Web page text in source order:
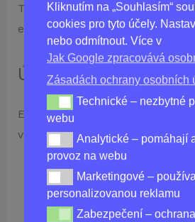
Kliknutím na „Souhlasím“
cookies pro tyto účely.
nebo odmítnout. Více v
Jak Google zpracovává
Zásadách ochrany osobních
Technické – nezbytné pro
Technické – nezbytné
webu
Analytické – pomáhají
Analytické – pomáhají
provoz na webu
Marketingové – používají
Marketingové –
personalizovanou reklamu
Zabezpečení – ochrana
Zabezpečení –
Tím zajistíte, že se produkt
efektivně a rychle.
Účinky Easyloss
Easyloss nabízí několik
vám pomohou dosáhnout
Lipolýza:Tento proces
tuky a přeměňovat je na
Odplavování